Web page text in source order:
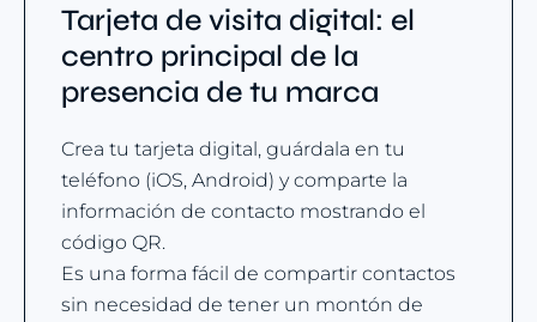
Tarjeta de visita digital: el
centro principal de la
presencia de tu marca
Crea tu tarjeta digital, guárdala en tu
teléfono (iOS, Android) y comparte la
información de contacto mostrando el
código QR.
Es una forma fácil de compartir contactos
sin necesidad de tener un montón de